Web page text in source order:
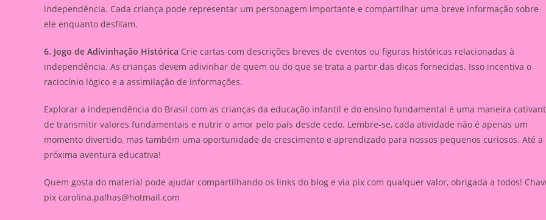
independência. Cada criança pode representar um personagem importante e compartilhar uma breve informação sobre
ele enquanto desfilam.
6. Jogo de Adivinhação Histórica Crie cartas com descrições breves de eventos ou figuras históricas relacionadas à
independência. As crianças devem adivinhar de quem ou do que se trata a partir das dicas fornecidas. Isso incentiva o
raciocínio lógico e a assimilação de informações.
Explorar a independência do Brasil com as crianças da educação infantil e do ensino fundamental é uma maneira
de transmitir valores fundamentais e nutrir o amor pelo país desde cedo. Lembre-se, cada atividade não é apenas um
momento divertido, mas também uma oportunidade de crescimento e aprendizado para nossos pequenos curiosos. Até a
próxima aventura educativa!
Quem gosta do material pode ajudar compartilhando os links do blog e via pix com qualquer valor, obrigada a todos!
pix carolina.palhas@hotmail.com